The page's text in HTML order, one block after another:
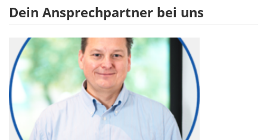
Dein Ansprechpartner bei uns